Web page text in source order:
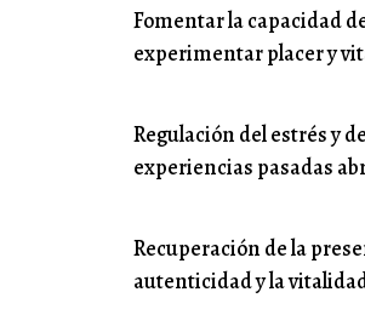
Fomentar la capacidad
experimentar placer y
Regulación del estrés y de
experiencias pasadas
Recuperación de la
autenticidad y la